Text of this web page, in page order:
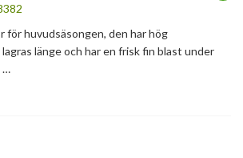
för huvudsäsongen, den har hög
länge och har en frisk fin blast under
…